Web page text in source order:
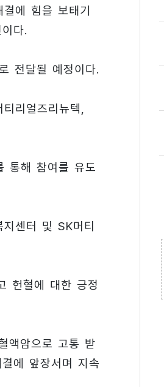
에 힘을 보태기
다.
전달될 예정이다.
리얼즈리뉴텍,
통해 참여를 유도
센터 및 SK머티
헌혈에 대한 긍정
액암으로 고통 받
에 앞장서며 지속